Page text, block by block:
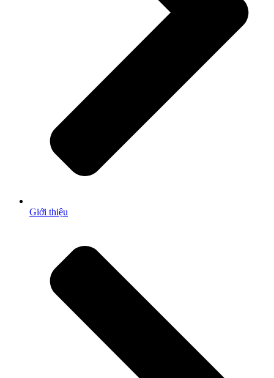
Giới thiệu